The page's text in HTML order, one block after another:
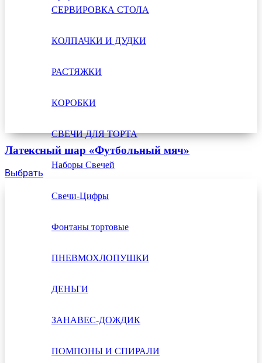
СЕРВИРОВКА СТОЛА
КОЛПАЧКИ И ДУДКИ
РАСТЯЖКИ
КОРОБКИ
СВЕЧИ ДЛЯ ТОРТА
Наборы Свечей
Свечи-Цифры
Фонтаны тортовые
ПНЕВМОХЛОПУШКИ
ДЕНЬГИ
ЗАНАВЕС-ДОЖДИК
ПОМПОНЫ И СПИРАЛИ
Латексный шар «Футбольный мяч»
Выбрать